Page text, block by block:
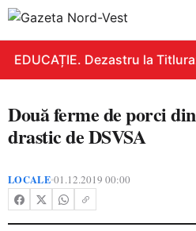
EDUCAȚIE. Dezastru la
Două ferme de porci
drastic de DSVSA
LOCALE•01.12.2019 00:00